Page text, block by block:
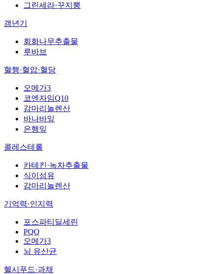
그린세라·꾸지뽕
갱년기
회화나무추출물
루바브
혈행·혈압·혈당
오메가3
코엔자임Q10
감마리놀렌산
바나바잎
은행잎
콜레스테롤
카테킨·녹차추출물
식이섬유
감마리놀렌산
기억력·인지력
포스파티딜세린
PQQ
오메가3
뇌 유산균
헬시푸드·과채